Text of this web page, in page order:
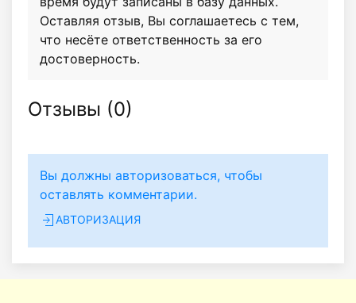
Оставляя отзыв, Вы соглашаетесь с тем,
что несёте ответственность за его
достоверность.
Отзывы (0)
Вы должны авторизоваться, чтобы
оставлять комментарии.
АВТОРИЗАЦИЯ